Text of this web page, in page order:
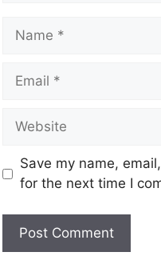
Save my name,
for the next time I